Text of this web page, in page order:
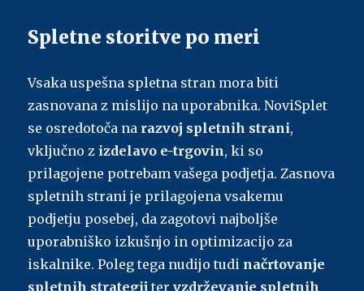
Spletne storitve po meri
Vsaka uspešna spletna stran mora biti
zasnovana z mislijo na uporabnika. NoviSplet
se osredotoča na razvoj spletnih strani,
vključno z izdelavo e-trgovin, ki so
prilagojene potrebam vašega podjetja. Zasnova
spletnih strani je prilagojena vsakemu
podjetju posebej, da zagotovi najboljše
uporabniško izkušnjo in optimizacijo za
iskalnike. Poleg tega nudijo tudi načrtovanje
spletnih strategij tervzdrževanje spletnih